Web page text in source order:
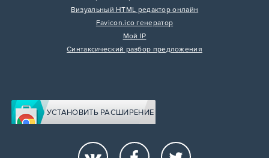
Визуальный HTML редактор онлайн
Favicon.ico генератор
Мой IP
Синтаксический разбор предложения
УСТАНОВИТЬ РАСШИРЕНИЕ